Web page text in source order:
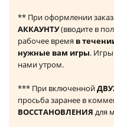
** При оформлении
АККАУНТУ(вводите в
рабочее время в
нужные вам игры.
нами утром.
*** При включенной
просьба заранее в
ВОССТАНОВЛЕНИЯ для